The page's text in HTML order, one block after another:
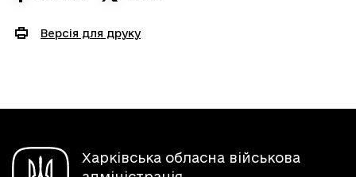
Версія для друку
Харківська обласна військова